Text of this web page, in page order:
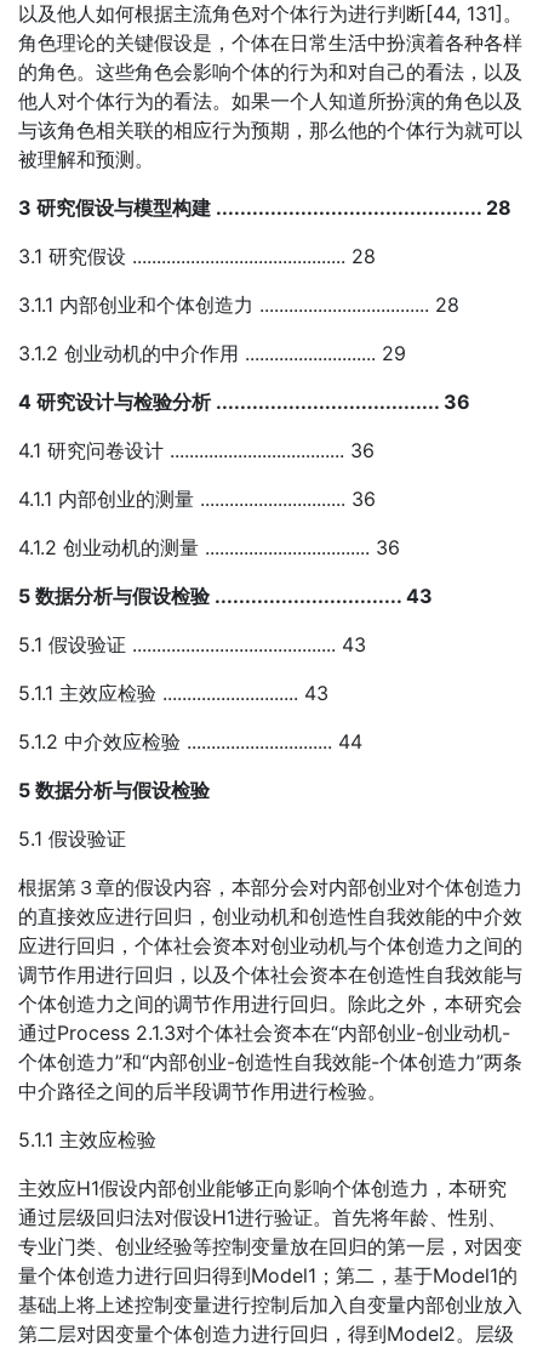
以及他人如何根据主流角色对个体行为进行判断[44, 131]。
角色理论的关键假设是，个体在日常生活中扮演着各种各样
的角色。这些角色会影响个体的行为和对自己的看法，以及
他人对个体行为的看法。如果一个人知道所扮演的角色以及
与该角色相关联的相应行为预期，那么他的个体行为就可以
被理解和预测。
3 研究假设与模型构建 ............................................ 28
3.1 研究假设 ............................................ 28
3.1.1 内部创业和个体创造力 ................................... 28
3.1.2 创业动机的中介作用 ........................... 29
4 研究设计与检验分析 ..................................... 36
4.1 研究问卷设计 .................................... 36
4.1.1 内部创业的测量 .............................. 36
4.1.2 创业动机的测量 .................................. 36
5 数据分析与假设检验 ............................... 43
5.1 假设验证 .......................................... 43
5.1.1 主效应检验 ............................ 43
5.1.2 中介效应检验 .............................. 44
5 数据分析与假设检验
5.1 假设验证
根据第３章的假设内容，本部分会对内部创业对个体创造力
的直接效应进行回归，创业动机和创造性自我效能的中介效
应进行回归，个体社会资本对创业动机与个体创造力之间的
调节作用进行回归，以及个体社会资本在创造性自我效能与
个体创造力之间的调节作用进行回归。除此之外，本研究会
通过Process 2.1.3对个体社会资本在“内部创业-创业动机-
个体创造力”和“内部创业-创造性自我效能-个体创造力”两条
中介路径之间的后半段调节作用进行检验。
5.1.1 主效应检验
主效应H1假设内部创业能够正向影响个体创造力，本研究
通过层级回归法对假设H1进行验证。首先将年龄、性别、
专业门类、创业经验等控制变量放在回归的第一层，对因变
量个体创造力进行回归得到Model1；第二，基于Model1的
基础上将上述控制变量进行控制后加入自变量内部创业放入
第二层对因变量个体创造力进行回归，得到Model2。层级